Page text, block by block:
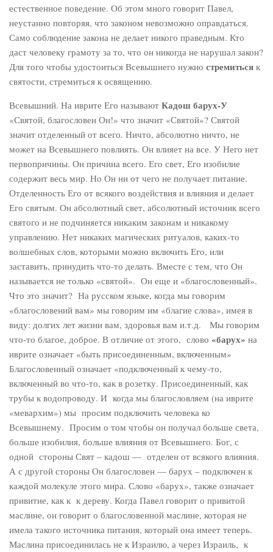
естественное поведение. Об этом много говорит Павел,
неустанно повторяя, что законом невозможно оправдаться.
Само соблюдение закона не делает никого праведным. Кто
даст человеку грамоту за то, что он никогда не нарушал закон?
Для того чтобы удостоиться Всевышнего нужно стремиться к
святости, стремиться к освящению.
Всевышний. На иврите Его называют Кадош барух-У
«Святой, благословен Он!» что значит «Святой»? Святой
значит отделенный от всего. Ничто, абсолютно ничто, не
может на Всевышнего повлиять. Он влияет на все. У Него нет
первопричины. Он причина всего. Его свет, Его изобилие
содержит весь мир. Но Он ни от чего не получает питание.
Отделенность Его от всякого воздействия и влияния и делает
Его святым. Он абсолютный свет, абсолютный источник всего
святого и не подчиняется никаким законам и никакому
управлению. Нет никаких магических ритуалов, каких-то
волшебных слов, которыми можно включить Его, или
заставить, принудить что-то делать. Вместе с тем, что Он
называется не только «святой». Он еще и «благословенный».
Что это значит? На русском языке, когда мы говорим
«благословений вам» мы говорим им «благие слова», имея в
виду: долгих лет жизни вам, здоровья вам и.т.д. Мы говорим
что-то благое, доброе. В отличие от этого, слово «барух» на
иврите означает «быть присоединенным, включенным»
Благословенный означает «подключенный к чему-то,
включенный во что-то, как в розетку. Присоединенный, как
трубы к водопроводу. И когда мы благословляем (на иврите
«мевархим») мы просим подключить человека ко
Всевышнему. Просим о том чтобы он получал больше света,
больше изобилия, больше влияния от Всевышнего. Бог, с
одной стороны Свят – кадош — отделен от всякого влияния.
А с другой стороны Он благословен — барух – подключен к
каждой молекуле этого мира. Слово «барух», также означает
привитие, как к к дереву. Когда Павел говорит о привитой
маслине, он говорит о благословенной маслине, которая не
имела такого источника питания, который она имеет теперь.
Маслина присоединилась не к Израилю, а через Израиль, к